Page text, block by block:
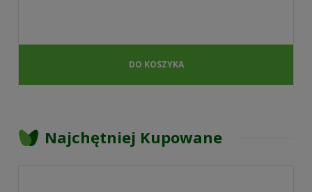
DO KOSZYKA
Najchętniej Kupowane